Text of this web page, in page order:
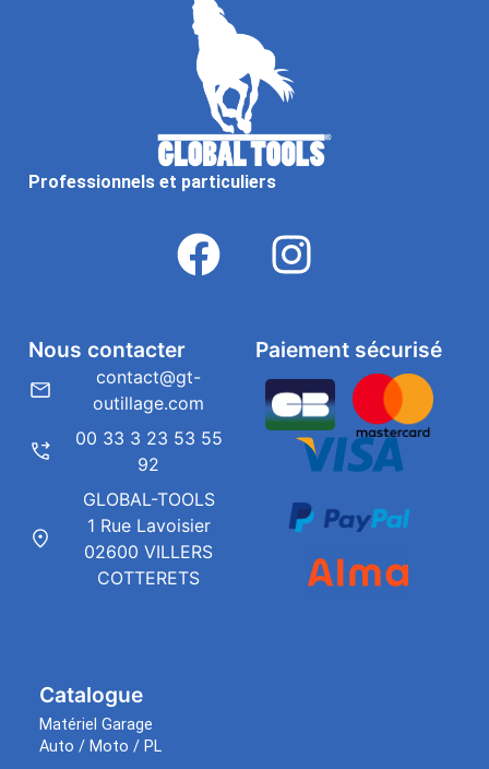
Professionnels et particuliers
Catalogue
Matériel Garage
Auto / Moto / PL
Paiement sécurisé
Nous contacter
contact@gt-
outillage.com
00 33 3 23 53 55
92
GLOBAL-TOOLS
1 Rue Lavoisier
02600 VILLERS
COTTERETS